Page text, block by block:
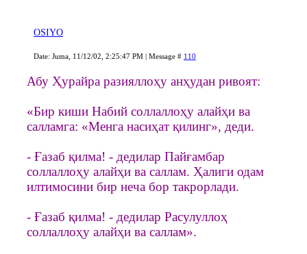
OSIYO
Date: Juma, 11/12/02, 2:25:47 PM | Message # 110
Абу Ҳурайра разияллоҳу анҳудан ривоят:
«Бир киши Набий соллаллоҳу алайҳи ва
салламга: «Менга насиҳат қилинг», деди.
- Ғазаб қилма! - дедилар Пайғамбар
соллаллоҳу алайҳи ва саллам. Ҳалиги одам
илтимосини бир неча бор такрорлади.
- Ғазаб қилма! - дедилар Расулуллоҳ
соллаллоҳу алайҳи ва саллам».